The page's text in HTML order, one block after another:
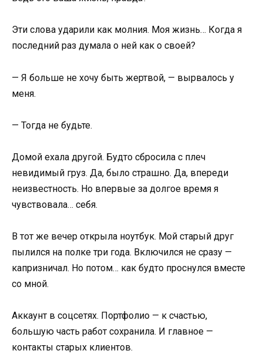
Эти слова ударили как молния. Моя жизнь… Когда я
последний раз думала о ней как о своей?
— Я больше не хочу быть жертвой, — вырвалось у
меня.
— Тогда не будьте.
Домой ехала другой. Будто сбросила с плеч
невидимый груз. Да, было страшно. Да, впереди
неизвестность. Но впервые за долгое время я
чувствовала… себя.
В тот же вечер открыла ноутбук. Мой старый друг
пылился на полке три года. Включился не сразу —
капризничал. Но потом… как будто проснулся вместе
со мной.
Аккаунт в соцсетях. Портфолио — к счастью,
большую часть работ сохранила. И главное —
контакты старых клиентов.